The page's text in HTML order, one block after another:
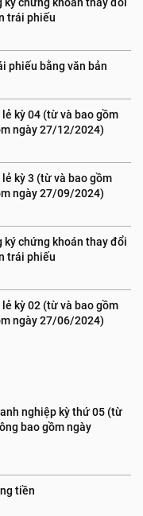
trái phiếu
phiếu bằng văn bản
kỳ 04 (từ và bao gồm
ngày 27/12/2024)
kỳ 3 (từ và bao gồm
ngày 27/09/2024)
ký chứng khoán thay đổi
trái phiếu
kỳ 02 (từ và bao gồm
ngày 27/06/2024)
nghiệp kỳ thứ 05 (từ
bao gồm ngày
tiền